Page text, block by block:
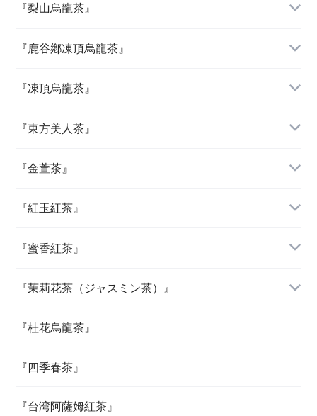
『梨山烏龍茶』
『鹿谷鄕凍頂烏龍茶』
『凍頂烏龍茶』
『東方美人茶』
『金萱茶』
『紅玉紅茶』
『蜜香紅茶』
『茉莉花茶（ジャスミン茶）』
『桂花烏龍茶』
『四季春茶』
『台湾阿薩姆紅茶』